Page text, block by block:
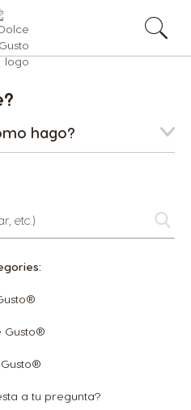
hago?
Gusto®
Gusto®
a tu pregunta?